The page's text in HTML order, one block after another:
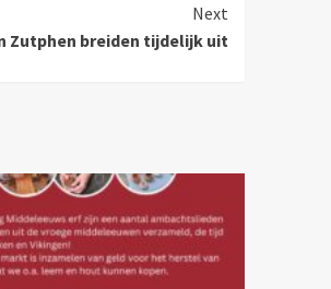
Next
Zutphen breiden tijdelijk uit